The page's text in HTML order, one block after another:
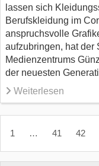
lassen sich
Berufskleidung im
anspruchsvolle
aufzubringen, hat der
Medienzentrums
der neuesten
Weiterlesen
1 … 41 42